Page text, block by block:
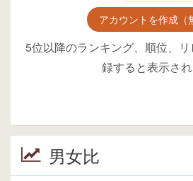
アカウントを作成（
5位以降のランキング、順位、
録すると表示さ
男女比